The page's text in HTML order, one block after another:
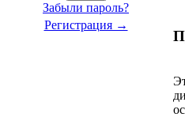
Забыли пароль?
Регистрация →